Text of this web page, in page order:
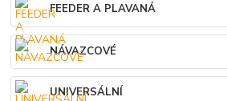
FEEDER A PLAVANÁ
NÁVAZCOVÉ
UNIVERSÁLNÍ